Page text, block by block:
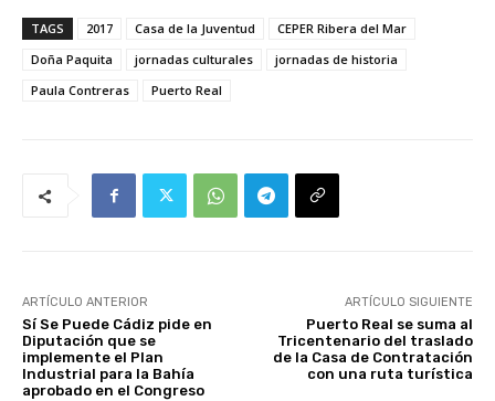
TAGS 2017 Casa de la Juventud
CEPER Ribera del Mar
Doña Paquita
jornadas culturales
jornadas de historia
Paula Contreras
Puerto Real
ARTÍCULO ANTERIOR
Sí Se Puede Cádiz pide en
Diputación que se
implemente el Plan
Industrial para la Bahía
aprobado en el Congreso
ARTÍCULO SIGUIENTE
Puerto Real se suma al
Tricentenario del traslado
de la Casa de Contratación
con una ruta turística